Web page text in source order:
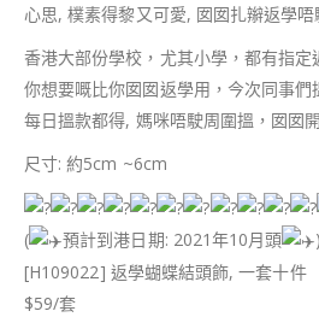
心思, 樸素得黎又可愛, 囡囡扎辮返學
香港大部份學校，尤其小學，都有指
你想要嘅比你囡囡返學用，今次同事
每日搵款都得, 媽咪唔駛周圍搵，囡囡
尺寸: 約5cm ~6cm
( 預計到港日期: 2021年10月頭
)
[H109022] 返學蝴蝶結頭飾, 一套十件
$59/套